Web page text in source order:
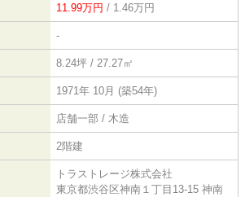
11.99万円 / 1.46万円
-
8.24坪 / 27.27㎡
1971年 10月 (築54年)
店舗一部 / 木造
2階建
トラストレージ株式会社
東京都渋谷区神南１丁目13-15 神南